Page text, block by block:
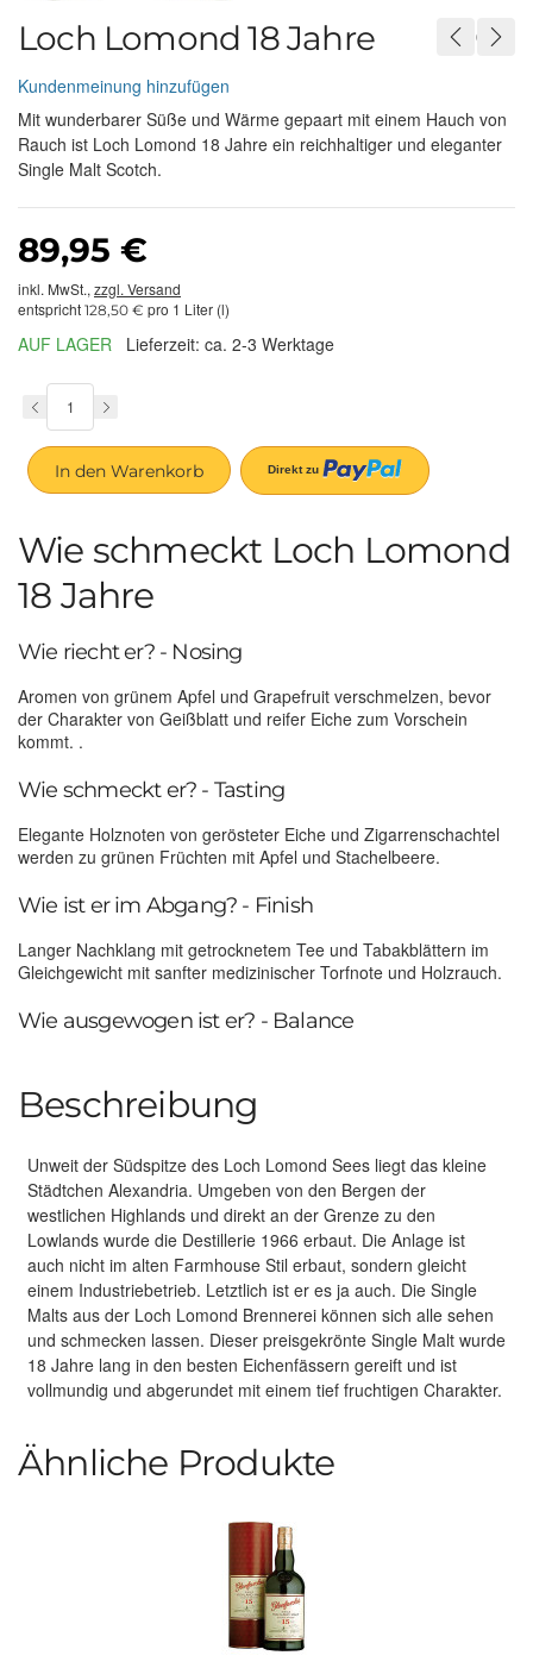
Loch Lomond 18 Jahre
Kundenmeinung hinzufügen
Mit wunderbarer Süße und Wärme gepaart mit einem Hauch von
Rauch ist Loch Lomond 18 Jahre ein reichhaltiger und eleganter
Single Malt Scotch.
89,95 €
inkl. MwSt., zzgl. Versand
entspricht 128,50 € pro 1 Liter (l)
AUF LAGER Lieferzeit: ca. 2-3 Werktage
In den Warenkorb
Wie schmeckt Loch Lomond
18 Jahre
Wie riecht er? - Nosing
Aromen von grünem Apfel und Grapefruit verschmelzen, bevor
der Charakter von Geißblatt und reifer Eiche zum Vorschein
kommt. .
Wie schmeckt er? - Tasting
Elegante Holznoten von gerösteter Eiche und Zigarrenschachtel
werden zu grünen Früchten mit Apfel und Stachelbeere.
Wie ist er im Abgang? - Finish
Langer Nachklang mit getrocknetem Tee und Tabakblättern im
Gleichgewicht mit sanfter medizinischer Torfnote und Holzrauch.
Wie ausgewogen ist er? - Balance
Beschreibung
Unweit der Südspitze des Loch Lomond Sees liegt das kleine
Städtchen Alexandria. Umgeben von den Bergen der
westlichen Highlands und direkt an der Grenze zu den
Lowlands wurde die Destillerie 1966 erbaut. Die Anlage ist
auch nicht im alten Farmhouse Stil erbaut, sondern gleicht
einem Industriebetrieb. Letztlich ist er es ja auch. Die Single
Malts aus der Loch Lomond Brennerei können sich alle sehen
und schmecken lassen. Dieser preisgekrönte Single Malt wurde
18 Jahre lang in den besten Eichenfässern gereift und ist
vollmundig und abgerundet mit einem tief fruchtigen Charakter.
Ähnliche Produkte